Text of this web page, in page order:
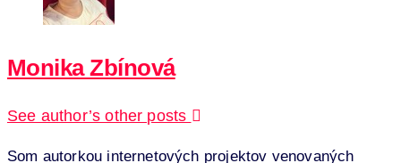
Monika Zbínová
See author’s other posts
Som autorkou internetových projektov venovaných